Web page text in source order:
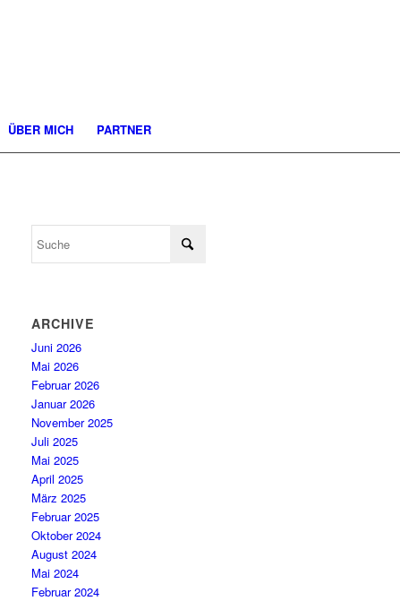
ÜBER MICH PARTNER
ARCHIVE
Juni 2026
Mai 2026
Februar 2026
Januar 2026
November 2025
Juli 2025
Mai 2025
April 2025
März 2025
Februar 2025
Oktober 2024
August 2024
Mai 2024
Februar 2024